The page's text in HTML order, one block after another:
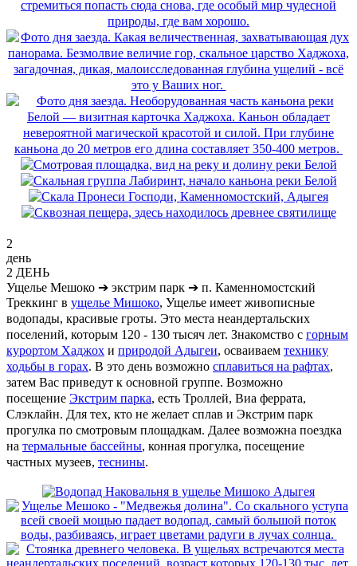
2
день
2 ДЕНЬ
Ущелье Мешоко ➔ экстрим парк ➔ п. Каменномостский
Треккинг в ущелье Мишоко, Ущелье имеет живописные
водопады, красивые гроты. Это места неандертальских
поселений, которым 120 - 130 тысяч лет. Знакомство с горным
курортом Хаджох и природой Адыгеи, осваиваем технику
ходьбы в горах. В это день возможно сплавиться на рафтах,
затем Вас приведут к основной группе. Возможно
посещение Экстрим парка, есть Троллей, Виа феррата,
Слэклайн. Для тех, кто не желает сплав и Экстрим парк
прогулка по смотровым площадкам. Далее возможна поездка
на термальные бассейны, конная прогулка, посещение
частных музеев, теснины.